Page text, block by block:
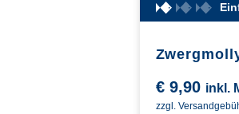
€9,90 inkl.
zzgl.